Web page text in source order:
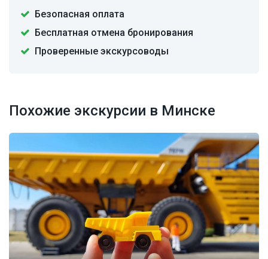
Безопасная оплата
Бесплатная отмена бронирования
Проверенные экскурсоводы
Похожие экскурсии в Минске